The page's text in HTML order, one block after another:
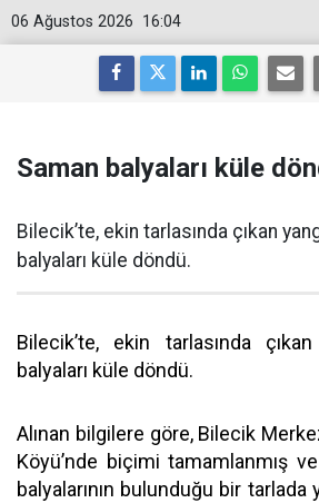
16:04
06 Ağustos 2026
Saman balyaları küle
Bilecik’te, ekin tarlasında çıkan
balyaları küle döndü.
Bilecik’te, ekin tarlasında
balyaları küle döndü.
Alınan bilgilere göre, Bilecik
Köyü’nde biçimi tamamlanmış
balyalarının bulunduğu bir tarlada